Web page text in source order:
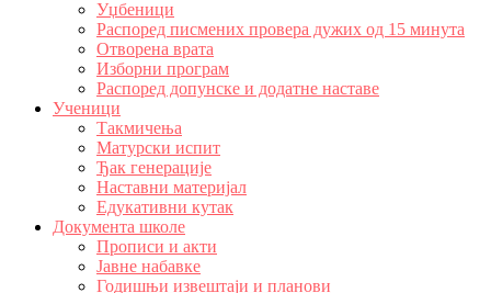
Уџбеници
Распоред писмених провера дужих од 15 минута
Отворена врата
Изборни програм
Распоред допунске и додатне наставе
Ученици
Такмичења
Матурски испит
Ђак генерације
Наставни материјал
Едукативни кутак
Документа школе
Прописи и акти
Јавне набавке
Годишњи извештаји и планови